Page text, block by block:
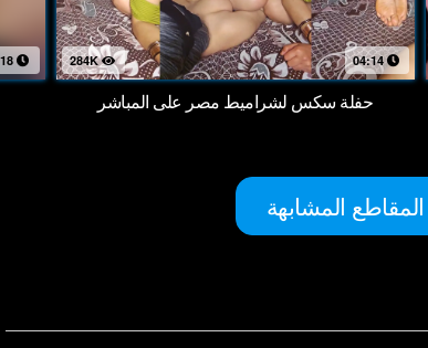
05:18 284K 04:14
حفلة سكس لشراميط مصر على المباشر
المشابهة